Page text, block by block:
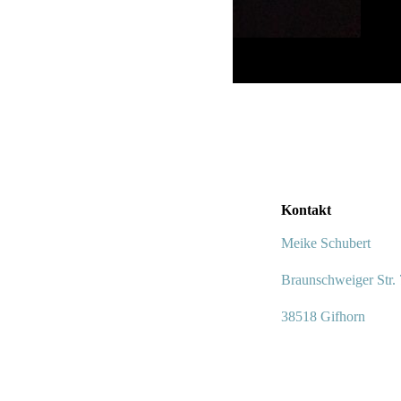
Kontakt
Meike Schubert
Braunschweiger Str.
38518 Gifhorn